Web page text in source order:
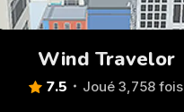
Wind Travelor
7.5 Joué 3,758 fois